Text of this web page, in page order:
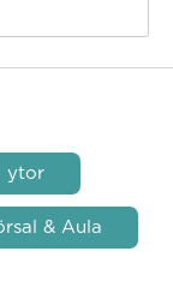
ytor
& Aula